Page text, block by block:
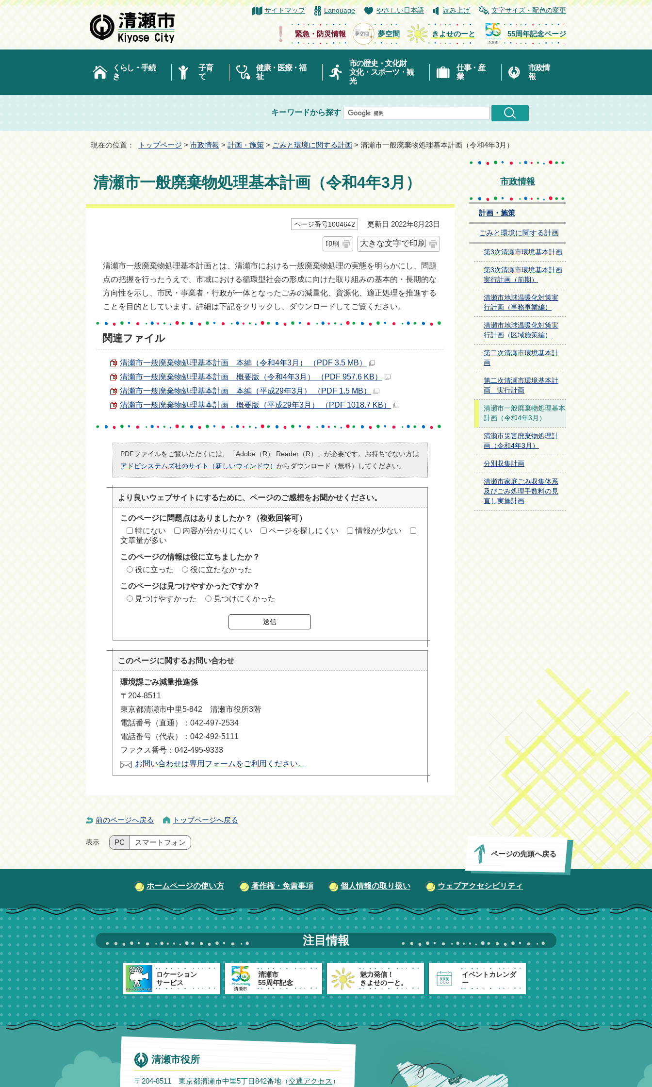
サイトマップ Language やさしい日本語 読み上げ 文字サイズ・配色の変更
緊急・防災情報 夢空間 きよせのーと 55周年記念ページ
くらし・手続
き
子育
て
健康・医療・福
祉
市の歴史・文化財
文化・スポーツ・観
光
仕事・産
業
市政情
報
キーワードから探す
現在の位置： トップページ > 市政情報 > 計画・施策 > ごみと環境に関する計画 > 清瀬市一般廃棄物処理基本計画（令和4年3月）
清瀬市一般廃棄物処理基本計画（令和4年3月）
ページ番号1004642 更新日 2022年8月23日
印刷 大きな文字で印刷
清瀬市一般廃棄物処理基本計画とは、清瀬市における一般廃棄物処理の実態を明らかにし、問題
点の把握を行ったうえで、市域における循環型社会の形成に向けた取り組みの基本的・長期的な
方向性を示し、市民・事業者・行政が一体となったごみの減量化、資源化、適正処理を推進する
ことを目的としています。詳細は下記をクリックし、ダウンロードしてご覧ください。
関連ファイル
清瀬市一般廃棄物処理基本計画 本編（令和4年3月） （PDF 3.5 MB）
清瀬市一般廃棄物処理基本計画 概要版（令和4年3月） （PDF 957.6 KB）
清瀬市一般廃棄物処理基本計画 本編（平成29年3月） （PDF 1.5 MB）
清瀬市一般廃棄物処理基本計画 概要版（平成29年3月） （PDF 1018.7 KB）
PDFファイルをご覧いただくには、「Adobe（R） Reader（R）」が必要です。お持ちでない方は
アドビシステムズ社のサイト（新しいウィンドウ） からダウンロード（無料）してください。
より良いウェブサイトにするために、ページのご感想をお聞かせください。
このページに問題点はありましたか？（複数回答可）
特にない
内容が分かりにくい ページを探しにくい
情報が少ない
文章量が多い
このページの情報は役に立ちましたか？
役に立った
役に立たなかった
このページは見つけやすかったですか？
見つけやすかった
見つけにくかった
送信
このページに関するお問い合わせ
環境課ごみ減量推進係
〒204-8511
東京都清瀬市中里5-842 清瀬市役所3階
電話番号（直通）：042-497-2534
電話番号（代表）：042-492-5111
ファクス番号：042-495-9333
お問い合わせは専用フォームをご利用ください。
市政情報
計画・施策
ごみと環境に関する計画
第3次清瀬市環境基本計画
第3次清瀬市環境基本計画
実行計画（前期）
清瀬市地球温暖化対策実
行計画（事務事業編）
清瀬市地球温暖化対策実
行計画（区域施策編）
第二次清瀬市環境基本計
画
第二次清瀬市環境基本計
画 実行計画
清瀬市一般廃棄物処理基本
計画（令和4年3月）
清瀬市災害廃棄物処理計
画（令和4年3月）
分別収集計画
清瀬市家庭ごみ収集体系
及びごみ処理手数料の見
直し実施計画
ページの先頭へ戻る
前のページへ戻る トップページへ戻る
表示 PC スマートフォン
ホームページの使い方 著作権・免責事項 個人情報の取り扱い ウェブアクセシビリティ
注目情報
ロケーション
サービス
清瀬市
55周年記念
魅力発信！
きよせのーと。
イベントカレンダ
ー
清瀬市役所
〒204-8511 東京都清瀬市中里5丁目842番地（交通アクセス ）